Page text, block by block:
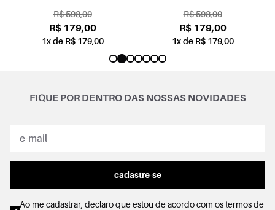
R$ 598,00
R$ 179,00
1x de R$ 179,00
R$ 598,00
R$ 179,00
1x de R$ 179,00
FIQUE POR DENTRO DAS NOSSAS NOVIDADES
cadastre-se
Ao me cadastrar, declaro que estou de acordo com ostermos de